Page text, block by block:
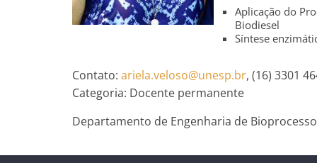
Aplicação do
Biodiesel
Síntese
Contato: ariela.veloso@unesp.br, (16) 3301
Categoria: Docente permanente
Departamento de Engenharia de